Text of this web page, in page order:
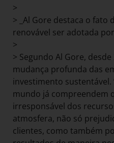
>
> _Al Gore destaca o fato
renovável ser adotada
>
> Segundo Al Gore,
mudança profunda das
investimento
mundo já compreendem
irresponsável dos
atmosfera, não só
clientes, como também